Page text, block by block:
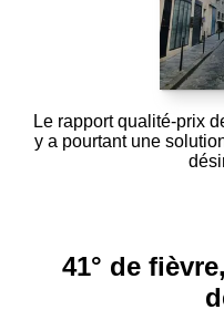
Le rapport qualité-prix
y a pourtant une
41° de